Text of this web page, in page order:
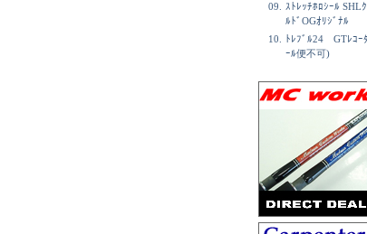
09.
ｽﾄﾚｯﾁﾎﾛｼｰﾙ SHL
ﾙﾄﾞOGｵﾘｼﾞﾅﾙ
10.
ﾄﾚﾌﾞﾙ24 GTﾚｺｰ
ｰﾙ便不可)